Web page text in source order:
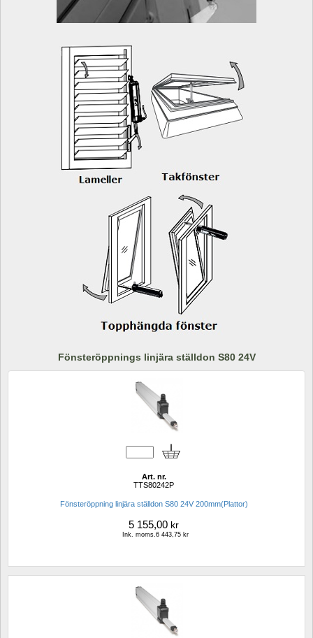
Fönsteröppnings linjära ställdon S80 24V
Art. nr.
TTS80242P
Fönsteröppning linjära ställdon S80 24V 200mm(Plattor)
5 155,00 kr
Ink. moms.6 443,75 kr